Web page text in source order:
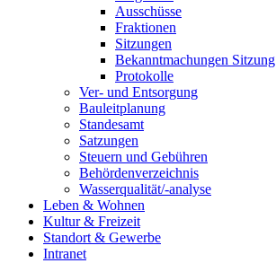
Ausschüsse
Fraktionen
Sitzungen
Bekanntmachungen Sitzung
Protokolle
Ver- und Entsorgung
Bauleitplanung
Standesamt
Satzungen
Steuern und Gebühren
Behördenverzeichnis
Wasserqualität/-analyse
Leben & Wohnen
Kultur & Freizeit
Standort & Gewerbe
Intranet